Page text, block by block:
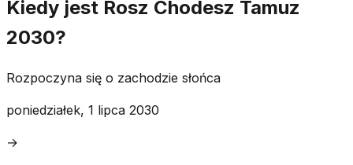
Kiedy jest Rosz Chodesz Tamuz
2030?
Rozpoczyna się o zachodzie słońca
poniedziałek, 1 lipca 2030
→